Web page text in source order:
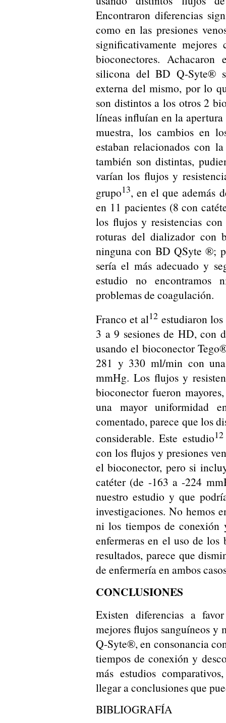
Encontraron diferencias
como en las presiones
significativamente
bioconectores.
silicona del BD Q-Syte®
externa del mismo, por lo
son distintos a los otros 2
líneas influían en la
muestra, los cambios en
estaban relacionados con
también son distintas,
varían los flujos y
grupo13, en el que además
en 11 pacientes (8 con
los flujos y resistencias con
roturas del dializador con
ninguna con BD QSyte ®;
sería el más adecuado y
estudio no encontramos
problemas de coagulación.
Franco et al12 estudiaron
3 a 9 sesiones de HD, con
usando el bioconector
281 y 330 ml/min con
mmHg. Los flujos y
bioconector fueron
una mayor uniformidad
comentado, parece que los
considerable. Este estudio12
con los flujos y presiones
el bioconector, pero si
catéter (de -163 a -224
nuestro estudio y que
investigaciones. No hemos
ni los tiempos de conexión
enfermeras en el uso de
resultados, parece que
de enfermería en ambos
CONCLUSIONES
Existen diferencias a
mejores flujos sanguíneos y
Q-Syte®, en consonancia
tiempos de conexión y
más estudios
llegar a conclusiones que
BIBLIOGRAFÍA